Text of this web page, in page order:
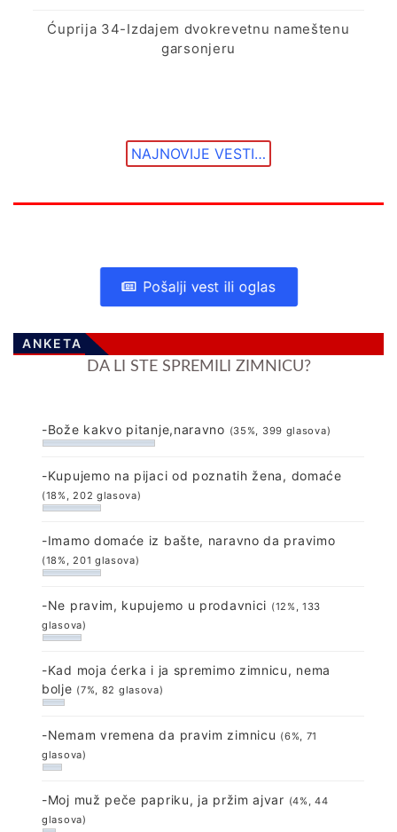
Ćuprija 34-Izdajem dvokrevetnu nameštenu
garsonjeru
NAJNOVIJE VESTI…
Pošalji vest ili oglas
ANKETA
DA LI STE SPREMILI ZIMNICU?
-Bože kakvo pitanje,naravno (35%, 399 glasova)
-Kupujemo na pijaci od poznatih žena, domaće
(18%, 202 glasova)
-Imamo domaće iz bašte, naravno da pravimo
(18%, 201 glasova)
-Ne pravim, kupujemo u prodavnici (12%, 133
glasova)
-Kad moja ćerka i ja spremimo zimnicu, nema
bolje (7%, 82 glasova)
-Nemam vremena da pravim zimnicu (6%, 71
glasova)
-Moj muž peče papriku, ja pržim ajvar (4%, 44
glasova)